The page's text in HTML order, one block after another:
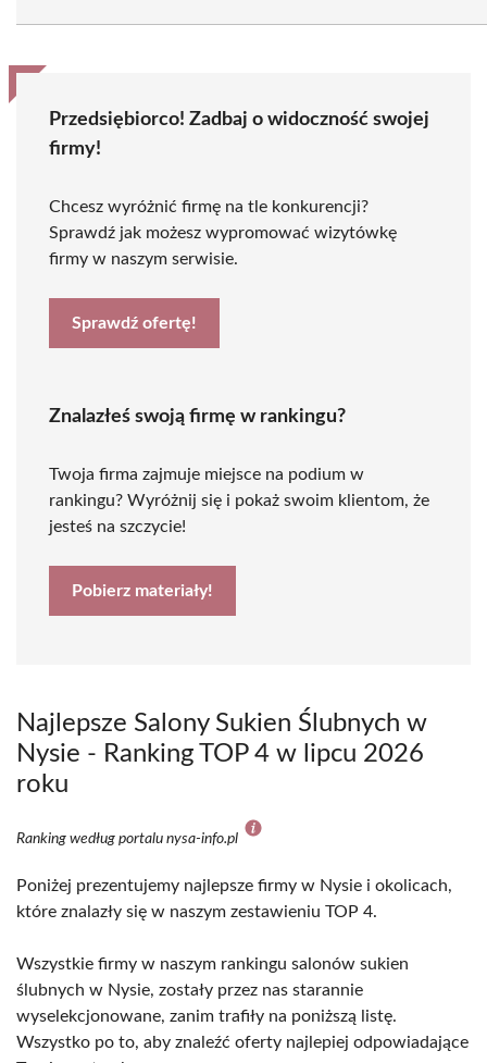
Przedsiębiorco! Zadbaj o widoczność swojej
firmy!
Chcesz wyróżnić firmę na tle konkurencji?
Sprawdź jak możesz wypromować wizytówkę
firmy w naszym serwisie.
Sprawdź ofertę!
Znalazłeś swoją firmę w rankingu?
Twoja firma zajmuje miejsce na podium w
rankingu? Wyróżnij się i pokaż swoim klientom, że
jesteś na szczycie!
Pobierz materiały!
Najlepsze Salony Sukien Ślubnych w
Nysie - Ranking TOP 4 w lipcu 2026
roku
Ranking według portalu nysa-info.pl
Poniżej prezentujemy najlepsze firmy w Nysie i okolicach,
które znalazły się w naszym zestawieniu TOP 4.
Wszystkie firmy w naszym rankingu salonów sukien
ślubnych w Nysie, zostały przez nas starannie
wyselekcjonowane, zanim trafiły na poniższą listę.
Wszystko po to, aby znaleźć oferty najlepiej odpowiadające